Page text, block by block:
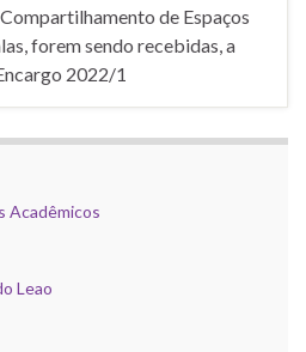
de Espaços
forem sendo recebidas, a
2022/1
Acadêmicos
Leao